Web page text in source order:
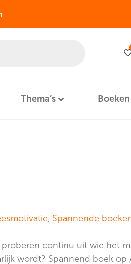
Thema’s Boeken
, Spannende
continu uit wie het
wordt? Spannend boek op